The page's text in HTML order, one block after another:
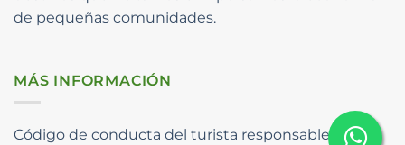
de pequeñas comunidades.
MÁS INFORMACIÓN
Código de conducta del turista responsable.